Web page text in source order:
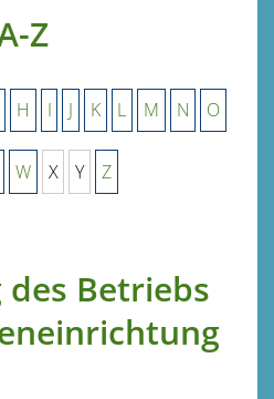
Z
H I J K L M N O
W X Y Z
Betriebs